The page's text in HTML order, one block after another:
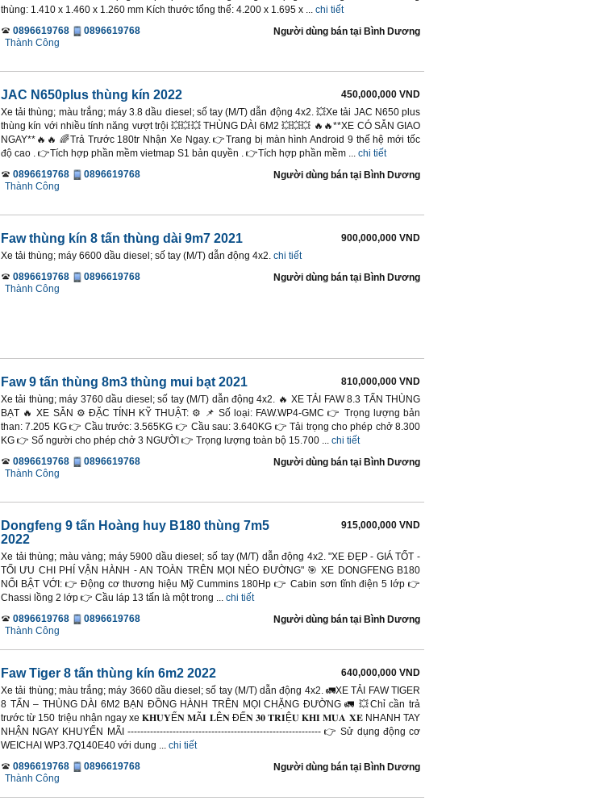
thùng: 1.410 x 1.460 x 1.260 mm Kích thước tổng thể: 4.200 x 1.695 x ... chi tiết
0896619768
0896619768
Thành Công
Người dùng bán tại Bình Dương
JAC N650plus thùng kín 2022
450,000,000 VND
Xe tải thùng; màu trắng; máy 3.8 dầu diesel; số tay (M/T) dẫn động 4x2. 💥Xe tải JAC N650 plus
thùng kín với nhiều tính năng vượt trội 💥💥💥 THÙNG DÀI 6M2 💥💥💥 🔥🔥**XE CÓ SẴN GIAO
NGAY**🔥🔥 🌈Trả Trước 180tr Nhận Xe Ngay. 👉Trang bị màn hình Android 9 thế hệ mới tốc
độ cao . 👉Tích hợp phần mềm vietmap S1 bản quyền . 👉Tích hợp phần mềm ... chi tiết
0896619768
0896619768
Thành Công
Người dùng bán tại Bình Dương
Faw thùng kín 8 tấn thùng dài 9m7 2021
900,000,000 VND
Xe tải thùng; máy 6600 dầu diesel; số tay (M/T) dẫn động 4x2. chi tiết
0896619768
0896619768
Thành Công
Người dùng bán tại Bình Dương
Faw 9 tấn thùng 8m3 thùng mui bạt 2021
810,000,000 VND
Xe tải thùng; máy 3760 dầu diesel; số tay (M/T) dẫn động 4x2. 🔥 XE TẢI FAW 8.3 TẤN THÙNG
BẠT 🔥 XE SẴN ⚙ ĐẶC TÍNH KỸ THUẬT: ⚙ 📌 Số loại: FAW.WP4-GMC 👉 Trọng lượng bản
than: 7.205 KG 👉 Cầu trước: 3.565KG 👉 Cầu sau: 3.640KG 👉 Tải trọng cho phép chở 8.300
KG 👉 Số người cho phép chở 3 NGƯỜI 👉 Trọng lượng toàn bộ 15.700 ... chi tiết
0896619768
0896619768
Thành Công
Người dùng bán tại Bình Dương
Dongfeng 9 tấn Hoàng huy B180 thùng 7m5
2022
915,000,000 VND
Xe tải thùng; màu vàng; máy 5900 dầu diesel; số tay (M/T) dẫn động 4x2. "XE ĐẸP - GIÁ TỐT -
TỐI ƯU CHI PHÍ VẬN HÀNH - AN TOÀN TRÊN MỌI NẺO ĐƯỜNG" 🎯 XE DONGFENG B180
NỔI BẬT VỚI: 👉 Động cơ thương hiệu Mỹ Cummins 180Hp 👉 Cabin sơn tĩnh điện 5 lớp 👉
Chassi lồng 2 lớp 👉 Cầu láp 13 tấn là một trong ... chi tiết
0896619768
0896619768
Thành Công
Người dùng bán tại Bình Dương
Faw Tiger 8 tấn thùng kín 6m2 2022
640,000,000 VND
Xe tải thùng; màu trắng; máy 3660 dầu diesel; số tay (M/T) dẫn động 4x2. 🚛XE TẢI FAW TIGER
8 TẤN – THÙNG DÀI 6M2 BẠN ĐỒNG HÀNH TRÊN MỌI CHẶNG ĐƯỜNG 🚛 💥Chỉ cần trả
trước từ 150 triệu nhận ngay xe 𝐊𝐇𝐔𝐘Ế𝐍 𝐌Ã𝐈 𝐋Ê𝐍 ĐẾ𝐍 𝟑𝟎 𝐓𝐑𝐈Ệ𝐔 𝐊𝐇𝐈 𝐌𝐔𝐀 𝐗𝐄 NHANH TAY
NHẬN NGAY KHUYẾN MÃI ------------------------------------------------------------ 👉 Sử dụng động cơ
WEICHAI WP3.7Q140E40 với dung ... chi tiết
0896619768
0896619768
Thành Công
Người dùng bán tại Bình Dương